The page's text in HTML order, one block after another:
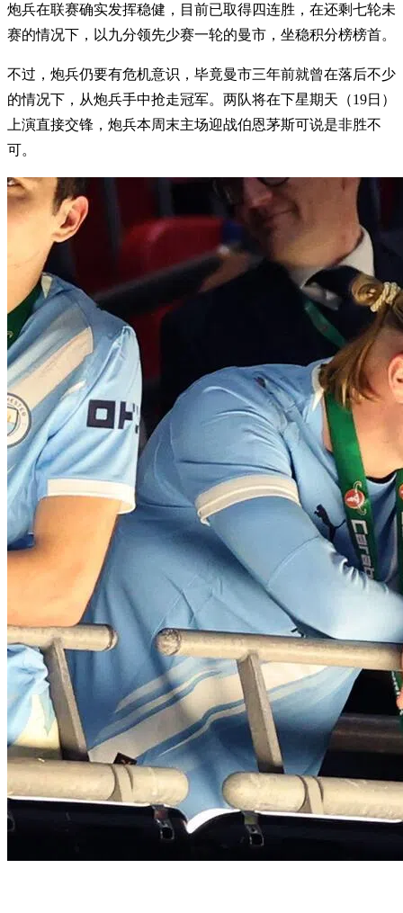
炮兵在联赛确实发挥稳健，目前已取得四连胜，在还剩七轮未
赛的情况下，以九分领先少赛一轮的曼市，坐稳积分榜榜首。
不过，炮兵仍要有危机意识，毕竟曼市三年前就曾在落后不少
的情况下，从炮兵手中抢走冠军。两队将在下星期天（19日）
上演直接交锋，炮兵本周末主场迎战伯恩茅斯可说是非胜不
可。